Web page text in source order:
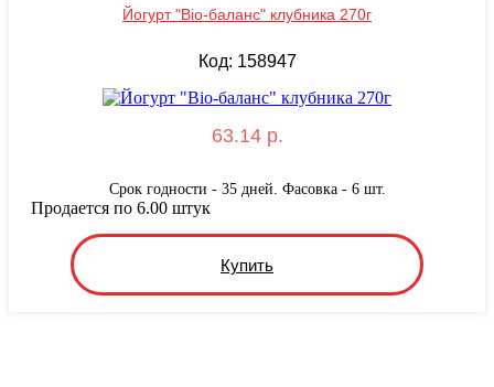
Йогурт "Bio-баланс" клубника 270г
Код: 158947
63.14 р.
Срок годности - 35 дней. Фасовка - 6 шт.
Купить
Продается по 6.00 штук